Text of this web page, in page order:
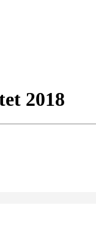
2018